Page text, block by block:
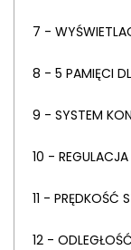
7 -
8 - 5 PAMIĘCI
9 - SYSTEM
10 -
11 - PRĘDKOŚĆ
12 -